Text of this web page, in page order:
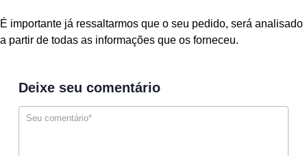
É importante já ressaltarmos que o seu pedido, será analisado
a partir de todas as informações que os forneceu.
Deixe seu comentário